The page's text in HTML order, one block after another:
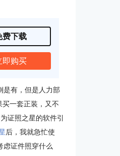
费下载
即购买
是有，但是人力部
买一套正装，又不
证照之星的软件引
后，我就急忙使
虑证件照穿什么